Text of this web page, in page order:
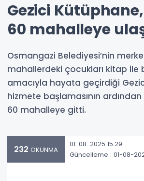
Gezici Kütüphane,
60 mahalleye
Osmangazi Belediyesi’nin
mahallerdeki çocukları kitap ile
amacıyla hayata geçirdiği
hizmete başlamasının ardından
60 mahalleye gitti.
232 OKUNMA
01-08-2025 15:29
Güncelleme : 01-08-